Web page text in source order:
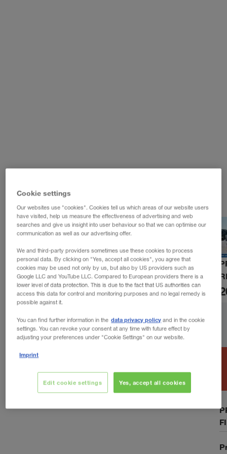
Cookie settings
Our websites use "cookies". Cookies tell us which areas of our website users
have visited, help us measure the effectiveness of advertising and web
searches and give us insight into user behaviour so that we can optimise our
communication as well as our advertising offer.
We and third-party providers sometimes use these cookies to process
personal data. By clicking on "Yes, accept all cookies", you agree that
cookies may be used not only by us, but also by US providers such as
Google LLC and YouTube LLC. Compared to European providers there is a
lower level of data protection. This is due to the fact that US authorities can
access this data for control and monitoring purposes and no legal remedy is
possible against it.
You can find further information in the data privacy policy and in the cookie
settings. You can revoke your consent at any time with future effect by
adjusting your preferences under "Cookie Settings" on our website.
Imprint
Yes, accept all cookies
Edit cookie settings